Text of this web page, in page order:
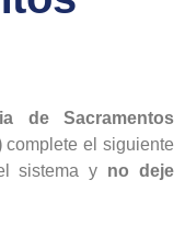
de Sacramentos
complete el siguiente
sistema y no deje